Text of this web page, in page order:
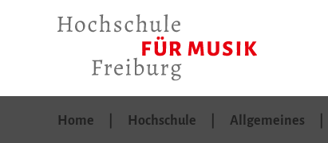
Home Hochschule Allgemeines